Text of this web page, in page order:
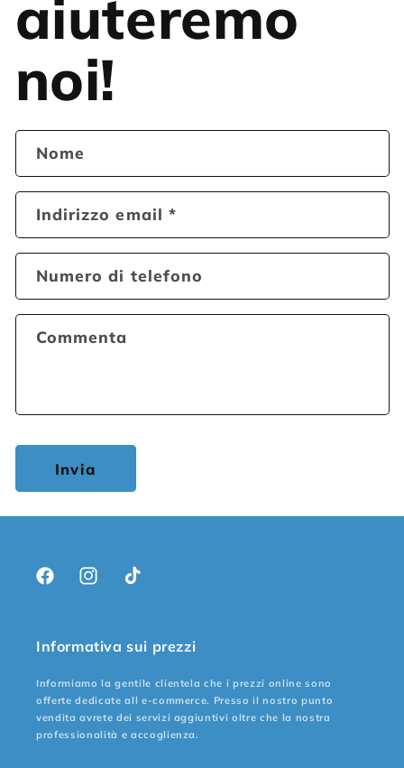
aiuteremo
noi!
Nome
Indirizzo email*
Numero di telefono
Commenta
Invia
FacebookInstagramTikTok
Informativa sui prezzi
Informiamo la gentile clientela che i prezzi online sono
offerte dedicate all e-commerce. Presso il nostro punto
vendita avrete dei servizi aggiuntivi oltre che la nostra
professionalità e accoglienza.